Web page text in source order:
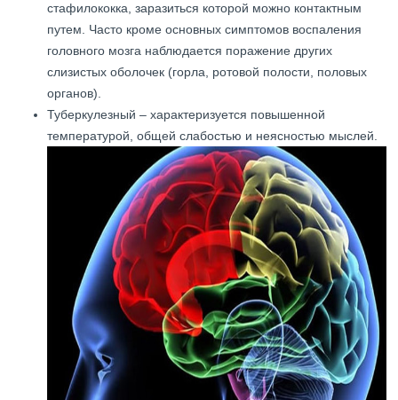
стафилококка, заразиться которой можно контактным
путем. Часто кроме основных симптомов воспаления
головного мозга наблюдается поражение других
слизистых оболочек (горла, ротовой полости, половых
органов).
Туберкулезный – характеризуется повышенной
температурой, общей слабостью и неясностью мыслей.